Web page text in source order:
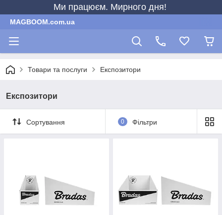
Ми працюєм. Мирного дня!
MAGBOOM.com.ua
Товари та послуги Експозитори
Експозитори
Сортування 0 Фільтри